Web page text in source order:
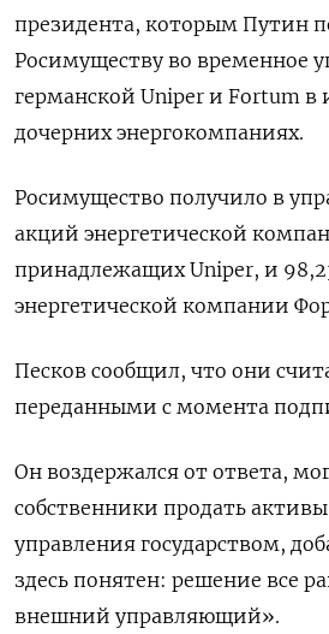
президента, которым Путин
Росимуществу во временное
германской Uniper и Fortum в
дочерних энергокомпаниях.
Росимущество получило в
акций энергетической
принадлежащих Uniper, и
энергетической компании
Песков сообщил, что они
переданными с момента
Он воздержался от ответа,
собственники продать
управления государством,
здесь понятен: решение все
внешний управляющий».